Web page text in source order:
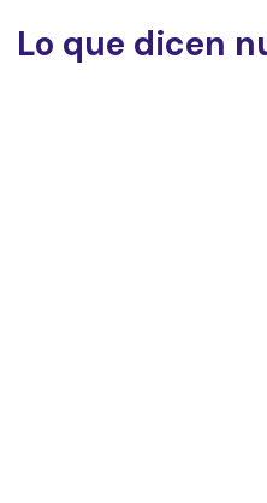
Lo que dicen